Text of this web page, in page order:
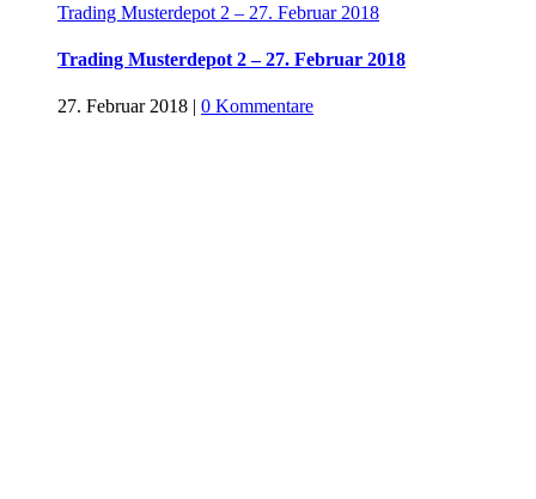
Trading Musterdepot 2 – 27. Februar 2018
Trading Musterdepot 2 – 27. Februar 2018
27. Februar 2018 | 0 Kommentare